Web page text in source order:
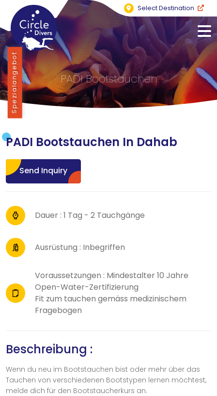
Select Destination
PADI Bootstauchen
PADI Bootstauchen In Dahab
Send Inquiry
Dauer : 1 Tag - 2 Tauchgänge
Ausrüstung : Inbegriffen
Voraussetzungen : Mindestalter 10 Jahre
Open-Water-Zertifizierung
Fit zum tauchen gemäss medizinischem
Fragebogen
Beschreibung :
Wenn du neu im Bootstauchen bist oder mehr über das
Tauchen von verschiedenen Bootstypen lernen möchtest,
melde dich für den Bootstaucherkurs an.
Spezialangebot